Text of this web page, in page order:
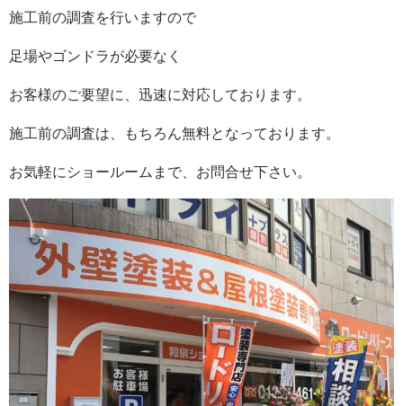
施工前の調査を行いますので
足場やゴンドラが必要なく
お客様のご要望に、迅速に対応しております。
施工前の調査は、もちろん無料となっております。
お気軽にショールームまで、お問合せ下さい。